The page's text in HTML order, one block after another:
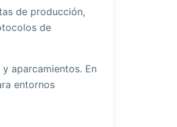
de producción,
de
aparcamientos. En
entornos